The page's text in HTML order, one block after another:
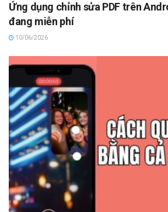
Ứng dụng chỉnh sửa PDF trên
đang miễn phí
10/06/2026